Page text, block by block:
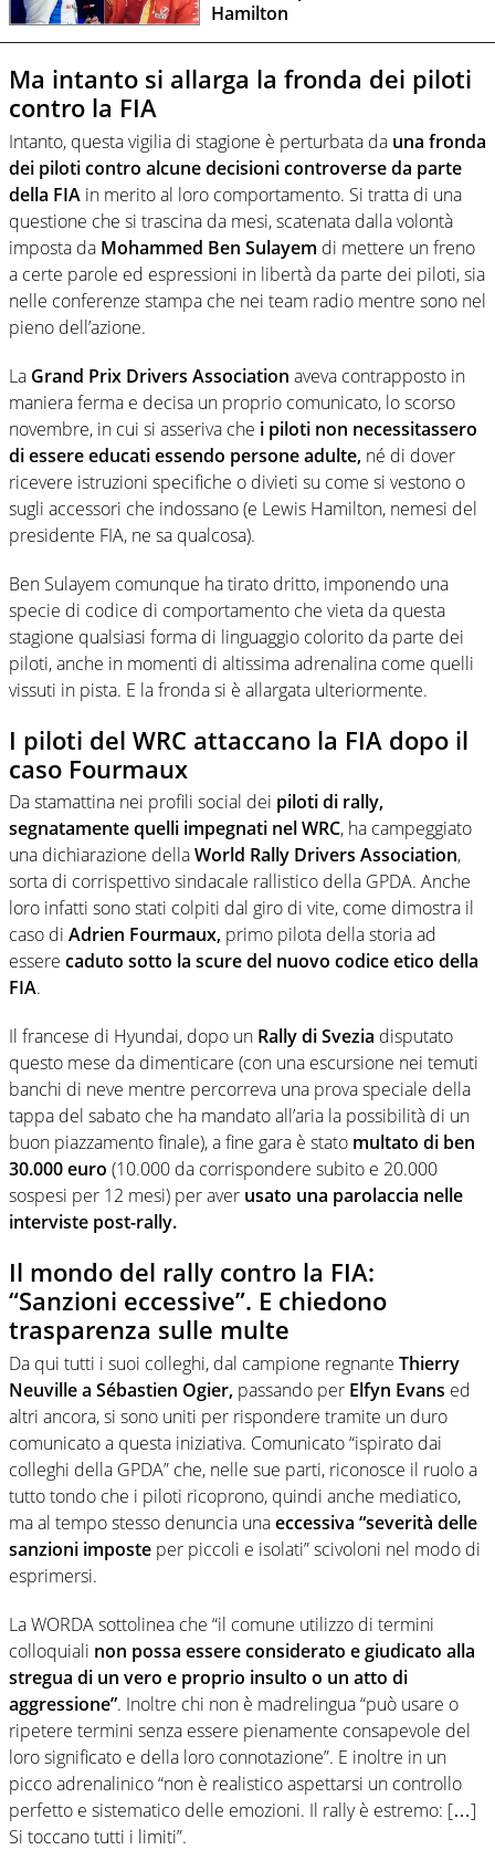
Hamilton
Ma intanto si allarga la fronda dei piloti
contro la FIA
Intanto, questa vigilia di stagione è perturbata da una fronda
dei piloti contro alcune decisioni controverse da parte
della FIA in merito al loro comportamento. Si tratta di una
questione che si trascina da mesi, scatenata dalla volontà
imposta da Mohammed Ben Sulayem di mettere un freno
a certe parole ed espressioni in libertà da parte dei piloti, sia
nelle conferenze stampa che nei team radio mentre sono nel
pieno dell’azione.
La Grand Prix Drivers Association aveva contrapposto in
maniera ferma e decisa un proprio comunicato, lo scorso
novembre, in cui si asseriva che i piloti non necessitassero
di essere educati essendo persone adulte, né di dover
ricevere istruzioni specifiche o divieti su come si vestono o
sugli accessori che indossano (e Lewis Hamilton, nemesi del
presidente FIA, ne sa qualcosa).
Ben Sulayem comunque ha tirato dritto, imponendo una
specie di codice di comportamento che vieta da questa
stagione qualsiasi forma di linguaggio colorito da parte dei
piloti, anche in momenti di altissima adrenalina come quelli
vissuti in pista. E la fronda si è allargata ulteriormente.
I piloti del WRC attaccano la FIA dopo il
caso Fourmaux
Da stamattina nei profili social dei piloti di rally,
segnatamente quelli impegnati nel WRC, ha campeggiato
una dichiarazione dellaWorld Rally Drivers Association,
sorta di corrispettivo sindacale rallistico della GPDA. Anche
loro infatti sono stati colpiti dal giro di vite, come dimostra il
caso di Adrien Fourmaux, primo pilota della storia ad
essere caduto sotto la scure del nuovo codice etico della
FIA.
Il francese di Hyundai, dopo un Rally di Svezia disputato
questo mese da dimenticare (con una escursione nei temuti
banchi di neve mentre percorreva una prova speciale della
tappa del sabato che ha mandato all’aria la possibilità di un
buon piazzamento finale), a fine gara è stato multato di ben
30.000 euro (10.000 da corrispondere subito e 20.000
sospesi per 12 mesi) per aver usato una parolaccia nelle
interviste post-rally.
Il mondo del rally contro la FIA:
“Sanzioni eccessive”. E chiedono
trasparenza sulle multe
Da qui tutti i suoi colleghi, dal campione regnante Thierry
Neuville a Sébastien Ogier, passando per Elfyn Evans ed
altri ancora, si sono uniti per rispondere tramite un duro
comunicato a questa iniziativa. Comunicato “ispirato dai
colleghi della GPDA” che, nelle sue parti, riconosce il ruolo a
tutto tondo che i piloti ricoprono, quindi anche mediatico,
ma al tempo stesso denuncia unaeccessiva “severità delle
sanzioni imposte per piccoli e isolati” scivoloni nel modo di
esprimersi.
La WORDA sottolinea che “il comune utilizzo di termini
colloquiali non possa essere considerato e giudicato alla
stregua di un vero e proprio insulto o un atto di
aggressione”. Inoltre chi non è madrelingua “può usare o
ripetere termini senza essere pienamente consapevole del
loro significato e della loro connotazione”. E inoltre in un
picco adrenalinico “non è realistico aspettarsi un controllo
perfetto e sistematico delle emozioni. Il rally è estremo: […]
Si toccano tutti i limiti”.